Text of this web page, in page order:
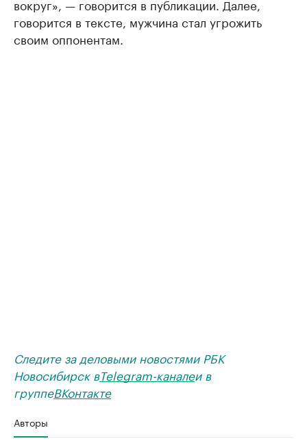
вокруг», — говорится в публикации. Далее,
говорится в тексте, мужчина стал угрожить
своим оппонентам.
Следите за деловыми новостями РБК
Новосибирск вTelegram-каналеи в
группеВКонтакте
Авторы